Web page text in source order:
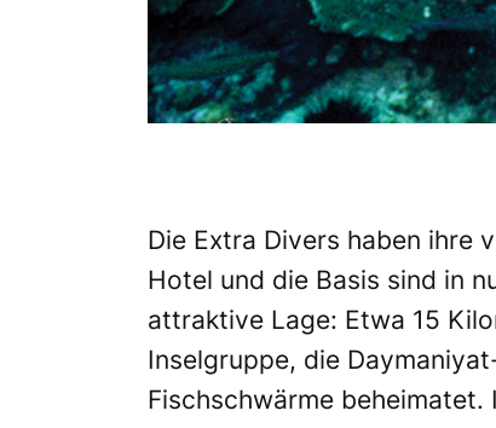
Die Extra Divers haben ihre
Hotel und die Basis sind in
attraktive Lage: Etwa 15
Inselgruppe, die
Fischschwärme beheimatet.